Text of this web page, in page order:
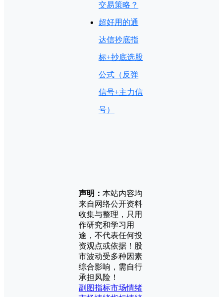
交易策略？
超好用的通
达信抄底指
标+抄底选股
公式（反弹
信号+主力信
号）
声明： 本站内容均
来自网络公开资料
收集与整理，只用
作研究和学习用
途，不代表任何投
资观点或依据！股
市波动受多种因素
综合影响，需自行
承担风险！
副图指标市场情绪